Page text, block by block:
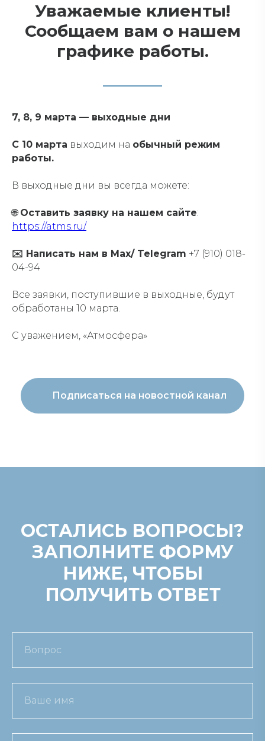
Уважаемые клиенты!
Сообщаем вам о нашем
графике работы.
7, 8, 9 марта — выходные дни
С 10 марта выходим на обычный режим
работы.
В выходные дни вы всегда можете:
🌐 Оставить заявку на нашем сайте:
https://atms.ru/
✉️ Написать нам в Max/ Telegram +7 (910) 018-
04-94
Все заявки, поступившие в выходные, будут
обработаны 10 марта.
С уважением, «Атмосфера»
Подписаться на новостной канал
ОСТАЛИСЬ ВОПРОСЫ?
ЗАПОЛНИТЕ ФОРМУ
НИЖЕ, ЧТОБЫ
ПОЛУЧИТЬ ОТВЕТ